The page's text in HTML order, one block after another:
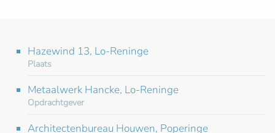
Hazewind 13, Lo-Reninge
Plaats
Metaalwerk Hancke, Lo-Reninge
Opdrachtgever
Architectenbureau Houwen, Poperinge